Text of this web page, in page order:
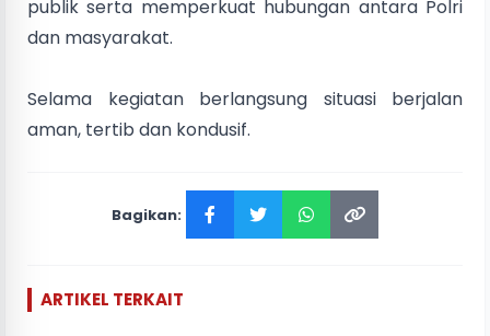
publik serta memperkuat hubungan antara Polri
dan masyarakat.
Selama kegiatan berlangsung situasi berjalan
aman, tertib dan kondusif.
Bagikan:
ARTIKEL TERKAIT